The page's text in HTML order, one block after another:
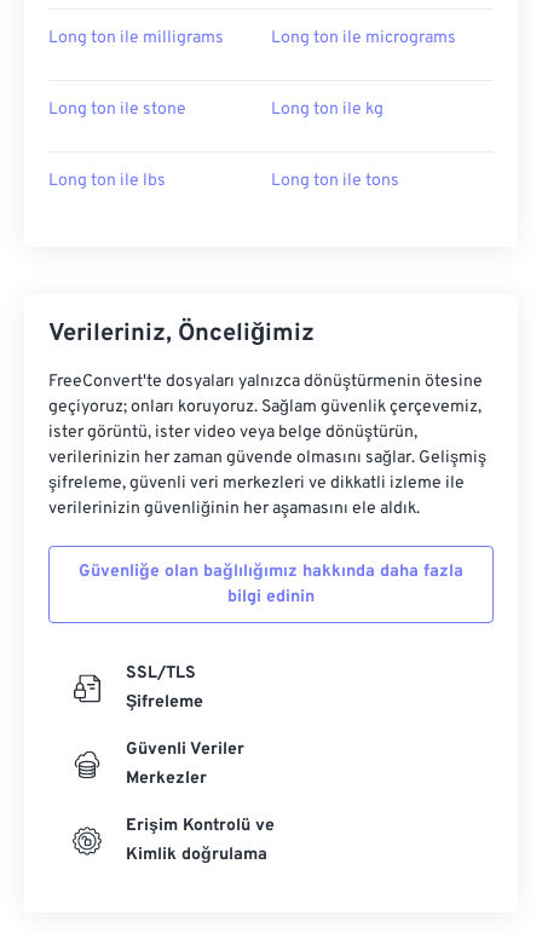
Long ton ile milligrams Long ton ile micrograms
Long ton ile stone Long ton ile kg
Long ton ile lbs Long ton ile tons
Verileriniz, Önceliğimiz
FreeConvert'te dosyaları yalnızca dönüştürmenin ötesine
geçiyoruz; onları koruyoruz. Sağlam güvenlik çerçevemiz,
ister görüntü, ister video veya belge dönüştürün,
verilerinizin her zaman güvende olmasını sağlar. Gelişmiş
şifreleme, güvenli veri merkezleri ve dikkatli izleme ile
verilerinizin güvenliğinin her aşamasını ele aldık.
Güvenliğe olan bağlılığımız hakkında daha fazla
bilgi edinin
SSL/TLS
Şifreleme
Güvenli Veriler
Merkezler
Erişim Kontrolü ve
Kimlik doğrulama